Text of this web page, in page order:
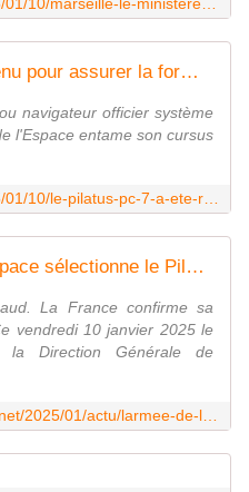
Le Pilatus PC-7 a été retenu pour assurer la formation initiale des futurs pilotes de l'armée de l'Air et de la Marine - Zone Militaire
navigateur officier système
l'Espace entame son cursus
L'Armée de l'Air et de l'Espace sélectionne le Pilatus PC-7 MKX. - avionslegendaires.net
La France confirme sa
vendredi 10 janvier 2025 le
la Direction Générale de